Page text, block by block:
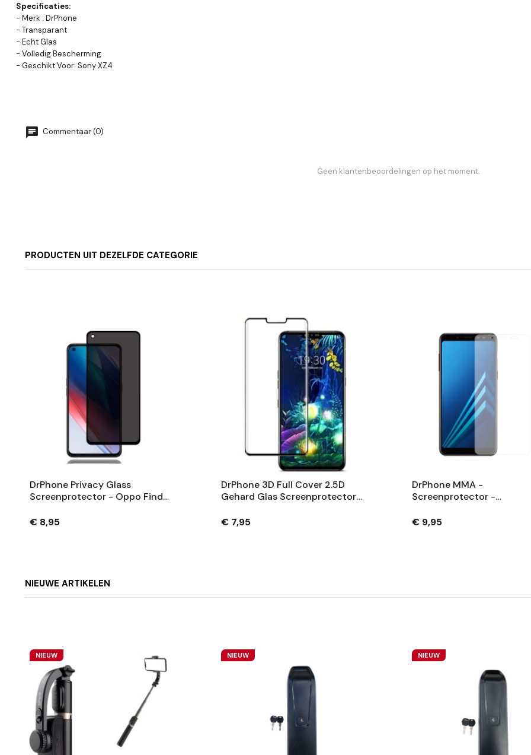
Specificaties:
- Merk : DrPhone
- Transparant
- Echt Glas
- Volledig Bescherming
- Geschikt Voor: Sony XZ4
Commentaar (0)
Geen klantenbeoordelingen op het moment.
PRODUCTEN UIT DEZELFDE CATEGORIE
DrPhone Privacy Glass
Screenprotector - Oppo Find
0.3mm
€ 8,95
DrPhone 3D Full Cover 2.5D
Gehard Glas Screenprotector
Krasbestendig - Volledig
€ 7,95
DrPhone MMA -
Screenprotector -
Bescherming - Gehard
€ 9,95
NIEUWE ARTIKELEN
NIEUW NIEUW NIEUW